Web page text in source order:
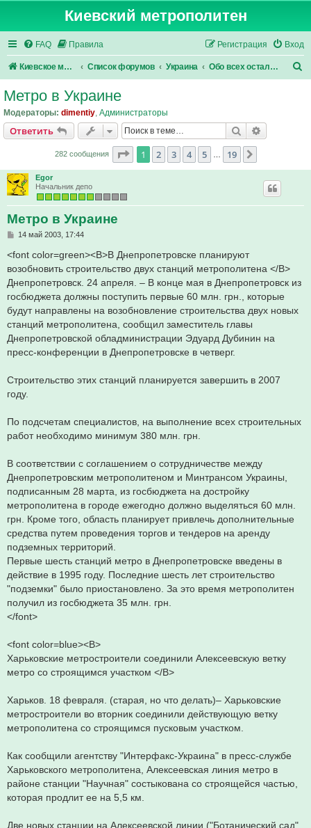
Киевский метрополитен
FAQ Правила Вход
Регистрация
Киевское метро Список форумов Украина Обо всех остальных
Метро в Украине
Модераторы: dimentiy, Администраторы
Ответить Поиск
282 сообщения Страница из 19
1 2 3 4 5 … 19
Egor
Начальник депо
Метро в Украине
С
о
б
щ
н
и
14 май 2003, 17:44
<font color=green><B>В Днепропетровске планируют
возобновить строительство двух станций метрополитена </B>
Днепропетровск. 24 апреля. – В конце мая в Днепропетровск из
госбюджета должны поступить первые 60 млн. грн., которые
будут направлены на возобновление строительства двух новых
станций метрополитена, сообщил заместитель главы
Днепропетровской обладминистрации Эдуард Дубинин на
пресс-конференции в Днепропетровске в четверг.
Строительство этих станций планируется завершить в 2007
году.
По подсчетам специалистов, на выполнение всех строительных
работ необходимо минимум 380 млн. грн.
В соответствии с соглашением о сотрудничестве между
Днепропетровским метрополитеном и Минтрансом Украины,
подписанным 28 марта, из госбюджета на достройку
метрополитена в городе ежегодно должно выделяться 60 млн.
грн. Кроме того, область планирует привлечь дополнительные
средства путем проведения торгов и тендеров на аренду
подземных территорий.
Первые шесть станций метро в Днепропетровске введены в
действие в 1995 году. Последние шесть лет строительство
"подземки" было приостановлено. За это время метрополитен
получил из госбюджета 35 млн. грн.
</font>
<font color=blue><B>
Харьковские метростроители соединили Алексеевскую ветку
метро со строящимся участком </B>
Харьков. 18 февраля. (старая, но что делать)– Харьковские
метростроители во вторник соединили действующую ветку
метрополитена со строящимся пусковым участком.
Как сообщили агентству "Интерфакс-Украина" в пресс-службе
Харьковского метрополитена, Алексеевская линия метро в
районе станции "Научная" состыкована со строящейся частью,
которая продлит ее на 5,5 км.
Две новых станции на Алексеевской линии ("Ботанический сад"